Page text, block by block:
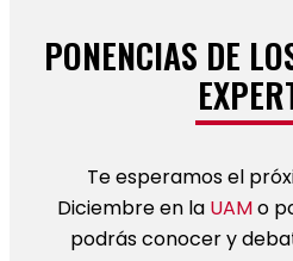
PONENCIAS DE
Te esperamos el
Diciembre en la UAMo
podrás conocer y